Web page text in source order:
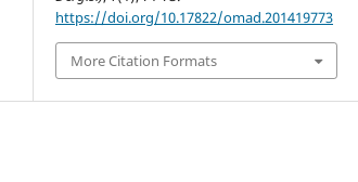
https://doi.org/10.17822/omad.201419773
More Citation Formats